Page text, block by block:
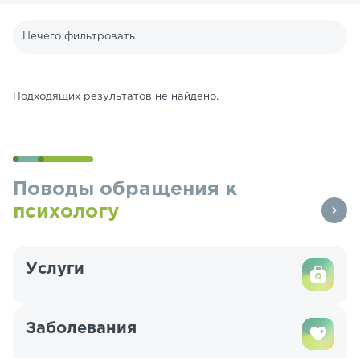
Нечего фильтровать
Подходящих результатов не найдено.
Поводы обращения к
психологу
Услуги
Заболевания